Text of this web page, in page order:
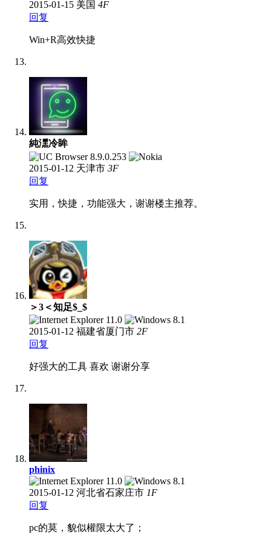
2015-01-15 美国 4F
回复
Win+R高效快捷
純潶冷眸
2015-01-12 天津市 3F
回复
实用，快捷，功能强大，谢谢楼主推荐。
＞3＜知足$_$
2015-01-12 福建省厦门市 2F
回复
好强大的工具 喜欢 谢谢分享
phinix
2015-01-12 河北省石家庄市 1F
回复
pc的莫，貌似權限太大了；